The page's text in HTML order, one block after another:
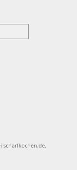
scharfkochen.de.